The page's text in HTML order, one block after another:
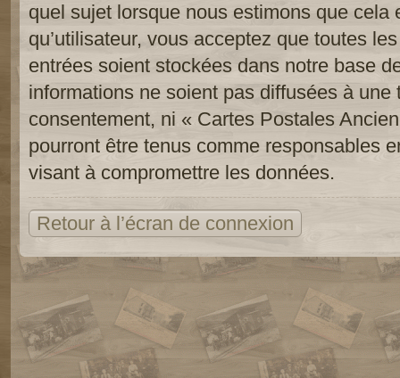
quel sujet lorsque nous estimons que cela
qu’utilisateur, vous acceptez que toutes
entrées soient stockées dans notre base
informations ne soient pas diffusées à une
consentement, ni « Cartes Postales
pourront être tenus comme responsables
visant à compromettre les données.
Retour à l’écran de connexion